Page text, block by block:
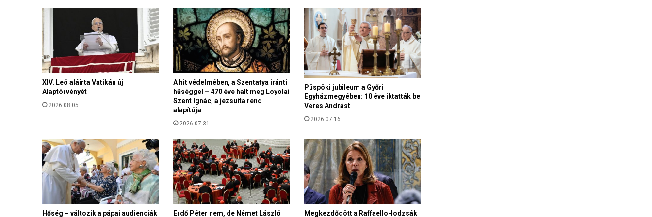
z
e
l
e
n
k
e
z
é
r
e
n
d
e
r
m
á
b
a
n
(
1
2
.
)
XIV. Leó aláírta Vatikán új
Alaptörvényét
2026.08.05.
A hit védelmében, a Szentatya iránti
hűséggel – 470 éve halt meg Loyolai
Szent Ignác, a jezsuita rend
alapítója
2026.07.31.
Püspöki jubileum a Győri
Egyházmegyében: 10 éve iktatták be
Veres Andrást
2026.07.16.
Hőség – változik a pápai audienciák Erdő Péter nem, de Német László Megkezdődött a Raffaello-lodzsák